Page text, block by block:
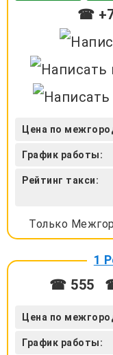
☎ +7
Цена по
График работы:
Рейтинг такси:
Только
1
☎ 555
Цена по
График работы: